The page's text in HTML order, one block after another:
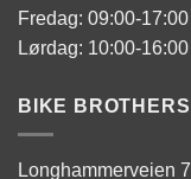
Fredag: 09:00-17:00
Lørdag: 10:00-16:00
BIKE
Longhammerveien 7